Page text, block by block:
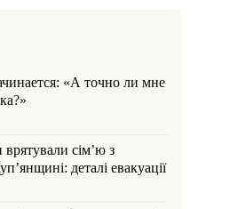
«А точно ли мне
врятували сім’ю з
деталі евакуації